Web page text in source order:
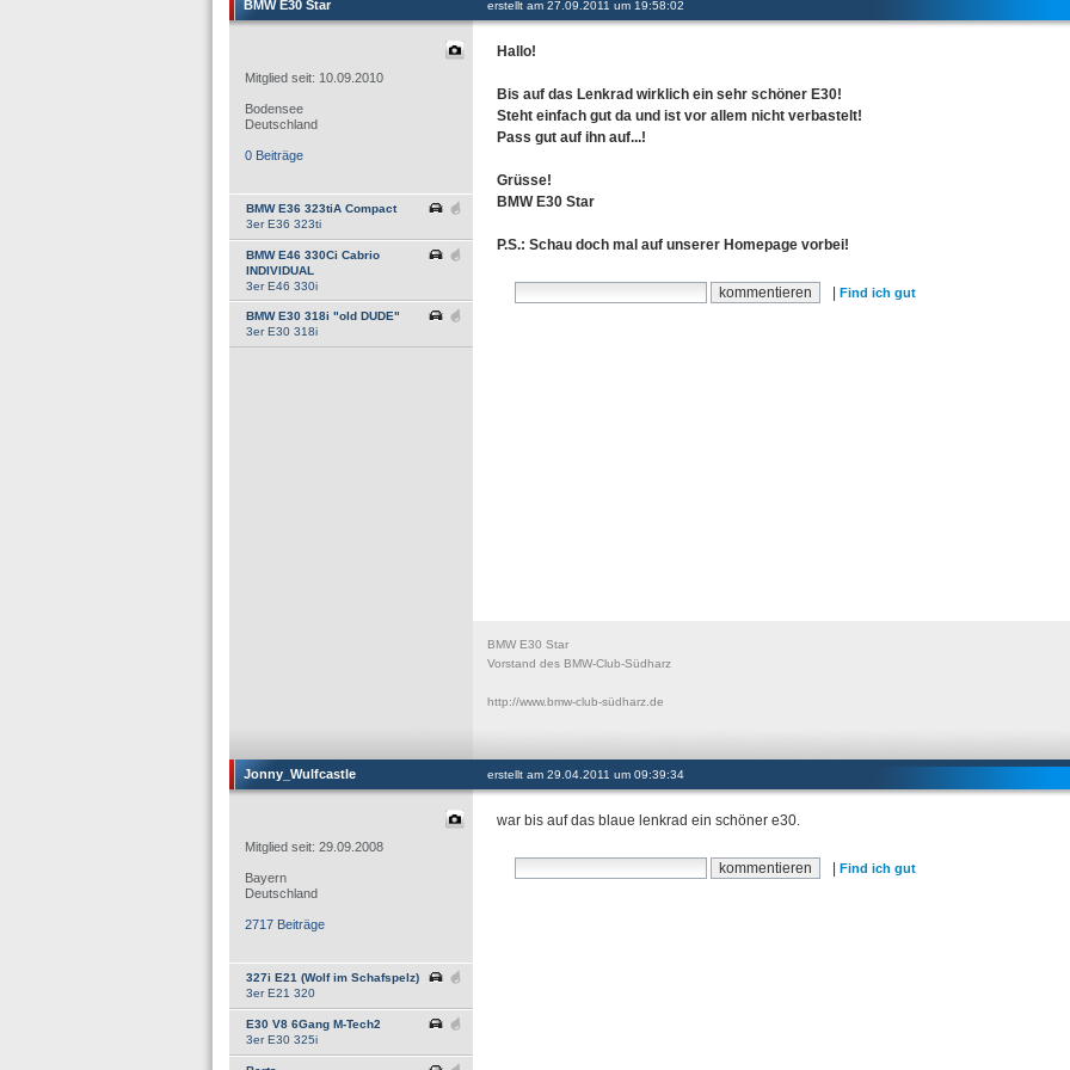
BMW E30 Star erstellt am 27.09.2011 um 19:58:02
Mitglied seit: 10.09.2010
Bodensee
Deutschland
0 Beiträge
BMW E36 323tiA Compact
3er E36 323ti
BMW E46 330Ci Cabrio
INDIVIDUAL
3er E46 330i
BMW E30 318i "old DUDE"
3er E30 318i
Hallo!
Bis auf das Lenkrad wirklich ein sehr schöner E30!
Steht einfach gut da und ist vor allem nicht verbastelt!
Pass gut auf ihn auf...!
Grüsse!
BMW E30 Star
P.S.: Schau doch mal auf unserer Homepage vorbei!
Find ich gut
BMW E30 Star
Vorstand des BMW-Club-Südharz
http://www.bmw-club-südharz.de
Jonny_Wulfcastle erstellt am 29.04.2011 um 09:39:34
Mitglied seit: 29.09.2008
Bayern
Deutschland
2717 Beiträge
327i E21 (Wolf im Schafspelz)
3er E21 320
E30 V8 6Gang M-Tech2
3er E30 325i
war bis auf das blaue lenkrad ein schöner e30.
Find ich gut